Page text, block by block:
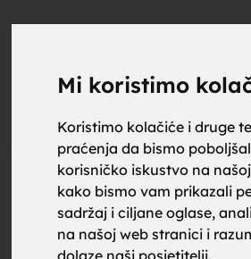
Mi koristimo
Koristimo kolačiće i druge
praćenja da bismo
korisničko iskustvo na
kako bismo vam prikazali
sadržaj i ciljane oglase,
na našoj web stranici i
dolaze naši posjetitelji.
Oglas
za